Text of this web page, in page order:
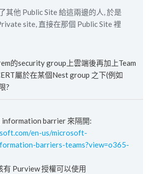
其他 Public Site 給這兩邊的人, 於是
site, 直接在那個 Public Site 裡
的security group上雲端後再加上Team
屬於在某個Nest group 之下(例如
?
information barrier 來隔開:
en-us/microsoft-
barriers-teams?view=o365-
有 Purview 授權可以使用